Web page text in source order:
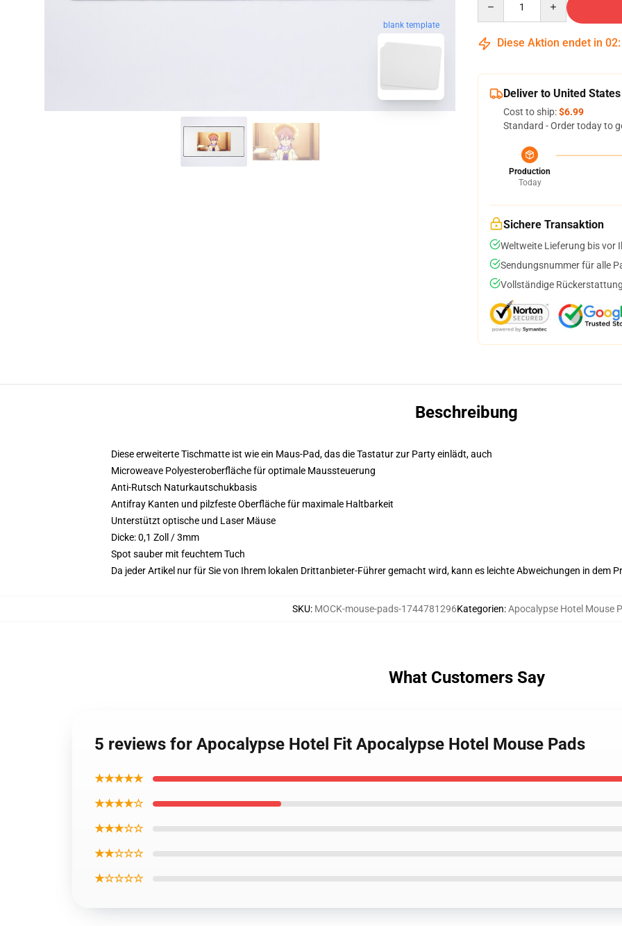
blank template
Diese Aktion endet in 02:
Deliver to United States
Cost to ship:$6.99
Standard - Order today to
Production
Today
Sichere Transaktion
Weltweite Lieferung bis vor
Sendungsnummer für alle
Vollständige
Beschreibung
Diese erweiterte Tischmatte ist wie ein Maus-Pad, das die Tastatur zur Party einlädt, auch
Microweave Polyesteroberfläche für optimale Maussteuerung
Anti-Rutsch Naturkautschukbasis
Antifray Kanten und pilzfeste Oberfläche für maximale Haltbarkeit
Unterstützt optische und Laser Mäuse
Dicke: 0,1 Zoll / 3mm
Spot sauber mit feuchtem Tuch
Da jeder Artikel nur für Sie von Ihrem lokalen Drittanbieter-Führer gemacht wird, kann es leichte Abweichungen in dem
SKU: MOCK-mouse-pads-1744781296Kategorien:Apocalypse Hotel Mouse
What Customers Say
5 reviews for Apocalypse Hotel Fit Apocalypse Hotel Mouse Pads
★★★★★
★★★★☆
★★★☆☆
★★☆☆☆
★☆☆☆☆